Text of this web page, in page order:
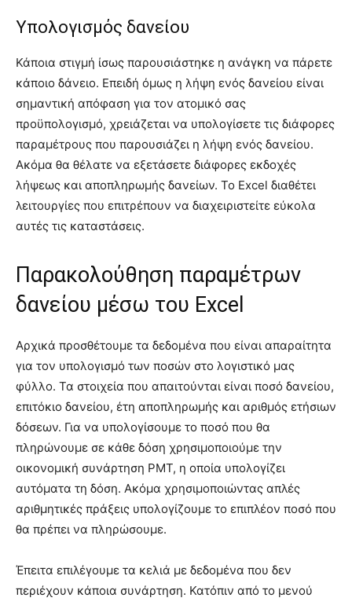
Υπολογισμός δανείου
Κάποια στιγμή ίσως παρουσιάστηκε η ανάγκη να πάρετε
κάποιο δάνειο. Επειδή όμως η λήψη ενός δανείου είναι
σημαντική απόφαση για τον ατομικό σας
προϋπολογισμό, χρειάζεται να υπολογίσετε τις διάφορες
παραμέτρους που παρουσιάζει η λήψη ενός δανείου.
Ακόμα θα θέλατε να εξετάσετε διάφορες εκδοχές
λήψεως και αποπληρωμής δανείων. Το Excel διαθέτει
λειτουργίες που επιτρέπουν να διαχειριστείτε εύκολα
αυτές τις καταστάσεις.
Παρακολούθηση παραμέτρων
δανείου μέσω του Excel
Αρχικά προσθέτουμε τα δεδομένα που είναι απαραίτητα
για τον υπολογισμό των ποσών στο λογιστικό μας
φύλλο. Τα στοιχεία που απαιτούνται είναι ποσό δανείου,
επιτόκιο δανείου, έτη αποπληρωμής και αριθμός ετήσιων
δόσεων. Για να υπολογίσουμε το ποσό που θα
πληρώνουμε σε κάθε δόση χρησιμοποιούμε την
οικονομική συνάρτηση PMT, η οποία υπολογίζει
αυτόματα τη δόση. Ακόμα χρησιμοποιώντας απλές
αριθμητικές πράξεις υπολογίζουμε το επιπλέον ποσό που
θα πρέπει να πληρώσουμε.
Έπειτα επιλέγουμε τα κελιά με δεδομένα που δεν
περιέχουν κάποια συνάρτηση. Κατόπιν από το μενού